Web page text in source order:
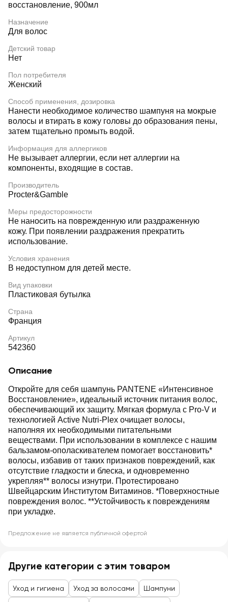
восстановление, 900мл
Назначение
Для волос
Детский товар
Нет
Пол потребителя
Женский
Способ применения, дозировка
Нанести необходимое количество шампуня на мокрые
волосы и втирать в кожу головы до образования пены,
затем тщательно промыть водой.
Информация для аллергиков
Не вызывает аллергии, если нет аллергии на
компоненты, входящие в состав.
Производитель
Procter&Gamble
Меры предосторожности
Не наносить на поврежденную или раздраженную
кожу. При появлении раздражения прекратить
использование.
Условия хранения
В недоступном для детей месте.
Вид упаковки
Пластиковая бутылка
Страна
Франция
Артикул
542360
Описание
Откройте для себя шампунь PANTENE «Интенсивное
Восстановление», идеальный источник питания волос,
обеспечивающий их защиту. Мягкая формула с Pro-V и
технологией Active Nutri-Plex очищает волосы,
наполняя их необходимыми питательными
веществами. При использовании в комплексе с нашим
бальзамом-ополаскивателем помогает восстановить*
волосы, избавив от таких признаков повреждений, как
отсутствие гладкости и блеска, и одновременно
укрепляя** волосы изнутри. Протестировано
Швейцарским Институтом Витаминов. *Поверхностные
повреждения волос. **Устойчивость к повреждениям
при укладке.
Предложение не является публичной офертой
Другие категории с этим товаром
Уход и гигиена Уход за волосами Шампуни